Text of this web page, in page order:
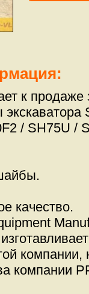
к продаже
/ SH75U /
качество.
компании,
компании